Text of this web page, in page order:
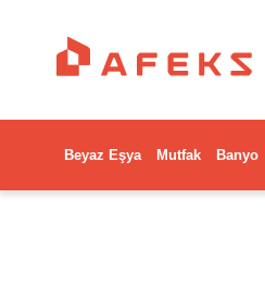
Beyaz Eşya Mutfak Banyo